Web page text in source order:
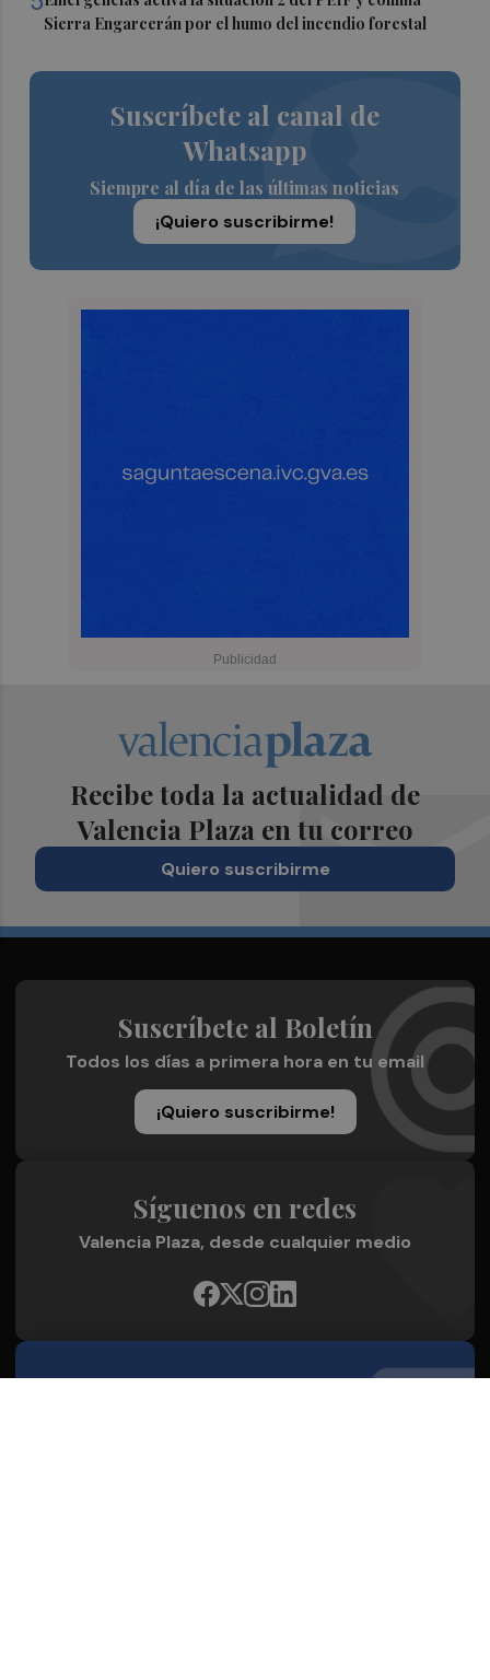
Sierra Engarcerán por el humo del incendio forestal
Suscríbete al canal de
Whatsapp
Siempre al día de las últimas noticias
¡Quiero suscribirme!
Recibe toda la actualidad de
Valencia Plaza en tu correo
Quiero suscribirme
Suscríbete al Boletín
Todos los días a primera hora en tu email
¡Quiero suscribirme!
Síguenos en redes
Valencia Plaza, desde cualquier medio
Quienes Somos